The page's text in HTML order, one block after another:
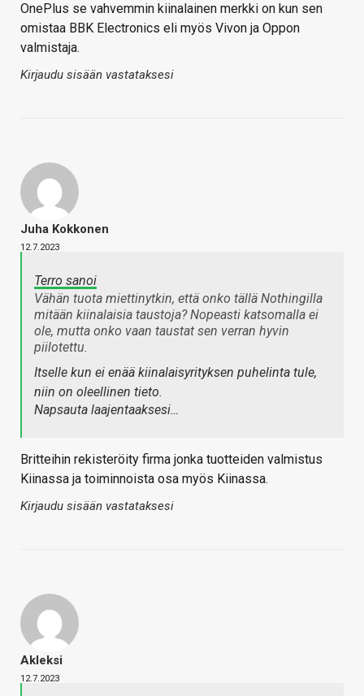
OnePlus se vahvemmin kiinalainen merkki on kun sen
omistaa BBK Electronics eli myös Vivon ja Oppon
valmistaja.
Kirjaudu sisään vastataksesi
Juha Kokkonen
12.7.2023
Terro sanoi
Vähän tuota miettinytkin, että onko tällä Nothingilla
mitään kiinalaisia taustoja? Nopeasti katsomalla ei
ole, mutta onko vaan taustat sen verran hyvin
piilotettu.
Itselle kun ei enää kiinalaisyrityksen puhelinta tule,
niin on oleellinen tieto.
Napsauta laajentaaksesi…
Britteihin rekisteröity firma jonka tuotteiden valmistus
Kiinassa ja toiminnoista osa myös Kiinassa.
Kirjaudu sisään vastataksesi
Akleksi
12.7.2023